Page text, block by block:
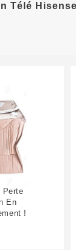
Télé
Perte
En
!